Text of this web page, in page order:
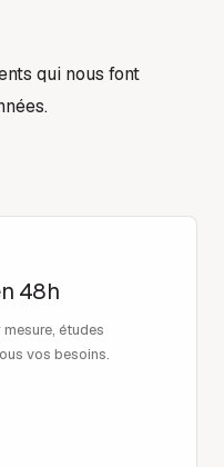
qui nous font
48h
études
vos besoins.